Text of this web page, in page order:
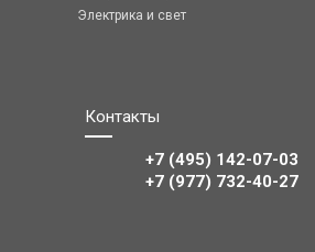
Электрика и свет
Контакты
+7 (495) 142-07-03
‎‎+7 (977) 732-40-27